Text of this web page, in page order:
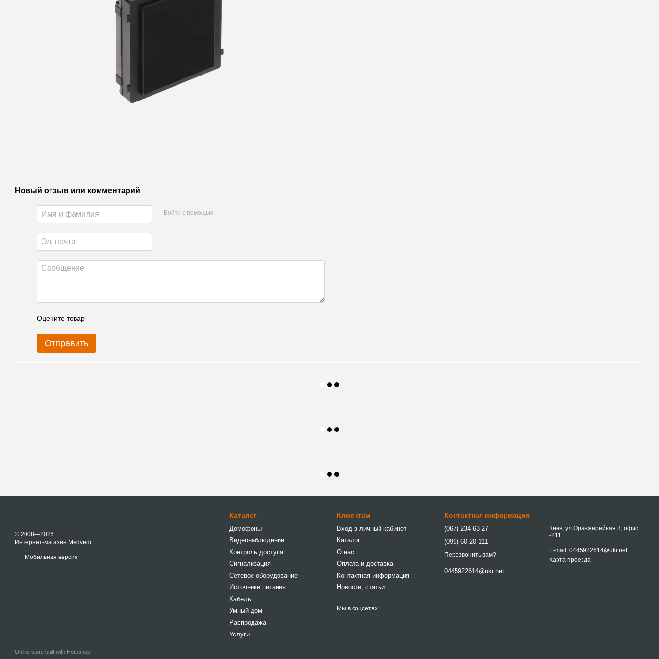
Новый отзыв или комментарий
Войти с помощью
Оцените товар
Отправить
© 2008—2026
Интернет-магазин Medvedi
Мобильная версия
Online store built with Horoshop
Каталог
Домофоны
Видеонаблюдение
Контроль доступа
Сигнализация
Сетевое оборудование
Источники питания
Кабель
Умный дом
Распродажа
Услуги
Клиентам
Вход в личный кабинет
Каталог
О нас
Оплата и доставка
Контактная информация
Новости, статьи
Мы в соцсетях
Контактная информация
(067) 234-63-27
(099) 60-20-111
Перезвонить вам?
0445922614@ukr.net
Киев, ул.Оранжерейная 3, офис
-211
E-mail: 0445922614@ukr.net
Карта проезда